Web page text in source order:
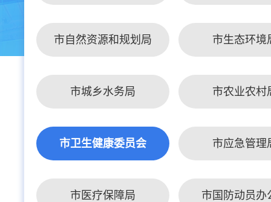
市自然资源和规划局 市生态环境
市城乡水务局 市农业农村
市卫生健康委员会 市应急管理
市医疗保障局 市国防动员办